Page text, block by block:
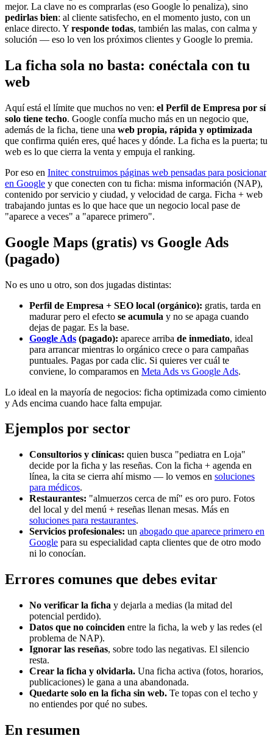
mejor. La clave no es comprarlas (eso Google lo penaliza), sino
pedirlas bien: al cliente satisfecho, en el momento justo, con un
enlace directo. Y responde todas, también las malas, con calma y
solución — eso lo ven los próximos clientes y Google lo premia.
La ficha sola no basta: conéctala con tu
web
Aquí está el límite que muchos no ven: el Perfil de Empresa por sí
solo tiene techo. Google confía mucho más en un negocio que,
además de la ficha, tiene una web propia, rápida y optimizada
que confirma quién eres, qué haces y dónde. La ficha es la puerta; tu
web es lo que cierra la venta y empuja el ranking.
Por eso en Initec construimos páginas web pensadas para posicionar
en Google y que conecten con tu ficha: misma información (NAP),
contenido por servicio y ciudad, y velocidad de carga. Ficha + web
trabajando juntas es lo que hace que un negocio local pase de
"aparece a veces" a "aparece primero".
Google Maps (gratis) vs Google Ads
(pagado)
No es uno u otro, son dos jugadas distintas:
Perfil de Empresa + SEO local (orgánico): gratis, tarda en
madurar pero el efecto se acumula y no se apaga cuando
dejas de pagar. Es la base.
Google Ads (pagado): aparece arriba de inmediato, ideal
para arrancar mientras lo orgánico crece o para campañas
puntuales. Pagas por cada clic. Si quieres ver cuál te
conviene, lo comparamos en Meta Ads vs Google Ads.
Lo ideal en la mayoría de negocios: ficha optimizada como cimiento
y Ads encima cuando hace falta empujar.
Ejemplos por sector
Consultorios y clínicas: quien busca "pediatra en Loja"
decide por la ficha y las reseñas. Con la ficha + agenda en
línea, la cita se cierra ahí mismo — lo vemos en soluciones
para médicos.
Restaurantes: "almuerzos cerca de mí" es oro puro. Fotos
del local y del menú + reseñas llenan mesas. Más en
soluciones para restaurantes.
Servicios profesionales: un abogado que aparece primero en
Google para su especialidad capta clientes que de otro modo
ni lo conocían.
Errores comunes que debes evitar
No verificar la ficha y dejarla a medias (la mitad del
potencial perdido).
Datos que no coinciden entre la ficha, la web y las redes (el
problema de NAP).
Ignorar las reseñas, sobre todo las negativas. El silencio
resta.
Crear la ficha y olvidarla. Una ficha activa (fotos, horarios,
publicaciones) le gana a una abandonada.
Quedarte solo en la ficha sin web. Te topas con el techo y
no entiendes por qué no subes.
En resumen